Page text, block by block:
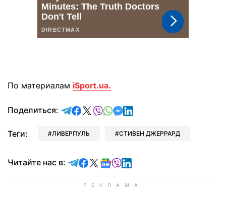
По материалам iSport.ua.
Поделиться: отправить в Telegram
поделиться в Facebook
поделиться в X
отправить в Viber
отправить в Whatsapp
отправить в Messenger
отправить в LinkedIn
Теги: ЛИВЕРПУЛЬ СТИВЕН ДЖЕРРАРД
Читайте нас в: Читайте в Telegram
Читайте в Facebook
Читайте в X
Читайте в Google news
Читайте в Viber
Читайте в LinkedIn